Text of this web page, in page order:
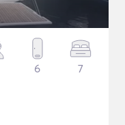
6 7